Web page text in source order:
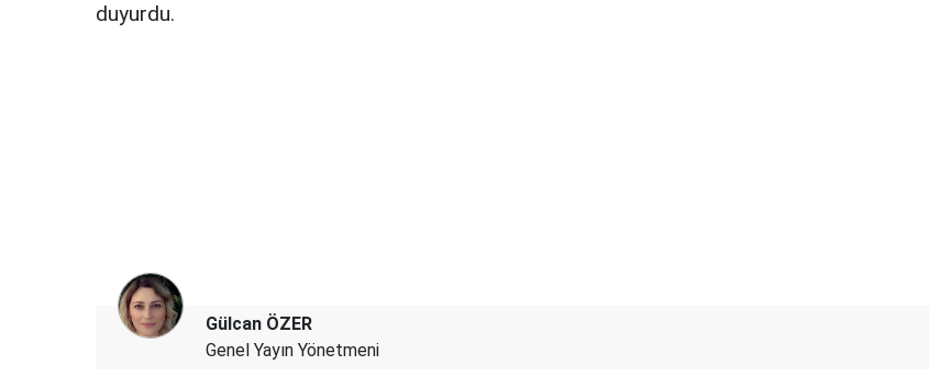
duyurdu.
Gülcan ÖZER
Genel Yayın Yönetmeni